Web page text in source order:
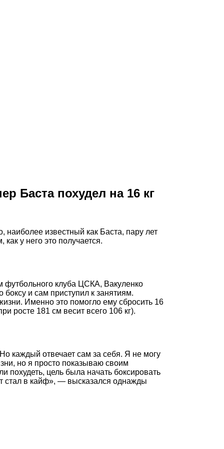
Баста похудел на 16 кг
наиболее известный как Баста, пару лет
у него это получается.
футбольного клуба ЦСКА, Вакуленко
и сам приступил к занятиям.
Именно это помогло ему сбросить 16
росте 181 см весит всего 106 кг).
каждый отвечает сам за себя. Я не могу
но я просто показываю своим
похудеть, цель была начать боксировать
стал в кайф», — высказался однажды